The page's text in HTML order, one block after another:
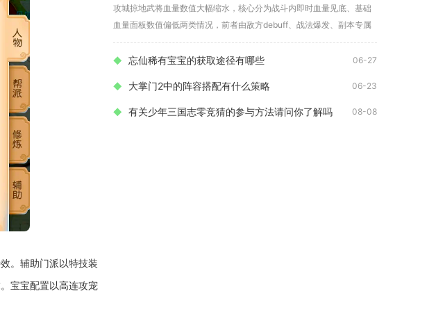
。辅助门派以特技装
宝宝配置以高连攻宠
攻城掠地武将血量数值大幅缩水，核心分为战斗内即时血量见底、基础
血量面板数值偏低两类情况，前者由敌方debuff、战法爆发、副本专属
忘仙稀有宝宝的获取途径有哪些 06-27
大掌门2中的阵容搭配有什么策略 06-23
有关少年三国志零竞猜的参与方法请问你了解吗 08-08